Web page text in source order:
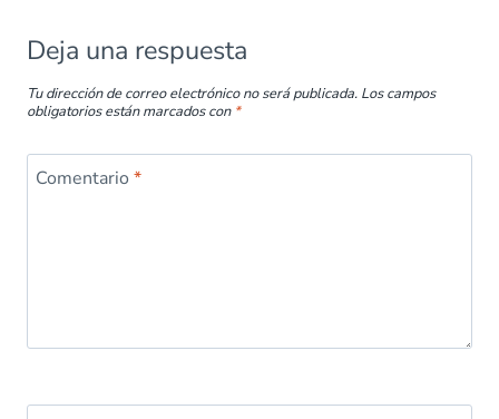
Deja una respuesta
Tu dirección de correo electrónico no será publicada. Los campos
obligatorios están marcados con *
Comentario *